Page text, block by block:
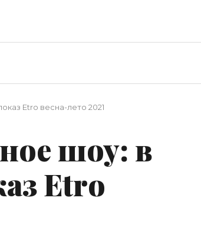
Etro весна-лето 2021
шоу: в
Etro